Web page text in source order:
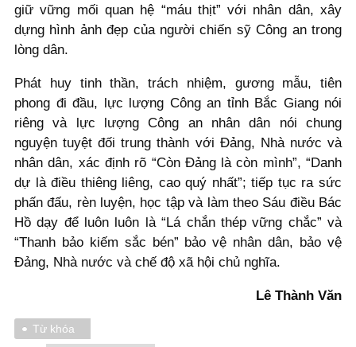
giữ vững mối quan hệ “máu thịt” với nhân dân, xây
dựng hình ảnh đẹp của người chiến sỹ Công an trong
lòng dân.
Phát huy tinh thần, trách nhiệm, gương mẫu, tiên
phong đi đầu, lực lượng Công an tỉnh Bắc Giang nói
riêng và lực lượng Công an nhân dân nói chung
nguyện tuyệt đối trung thành với Đảng, Nhà nước và
nhân dân, xác định rõ “Còn Đảng là còn mình”, “Danh
dự là điều thiêng liêng, cao quý nhất”; tiếp tục ra sức
phấn đấu, rèn luyện, học tập và làm theo Sáu điều Bác
Hồ dạy để luôn luôn là “Lá chắn thép vững chắc” và
“Thanh bảo kiếm sắc bén” bảo vệ nhân dân, bảo vệ
Đảng, Nhà nước và chế độ xã hội chủ nghĩa.
Lê Thành Văn
Từ khóa